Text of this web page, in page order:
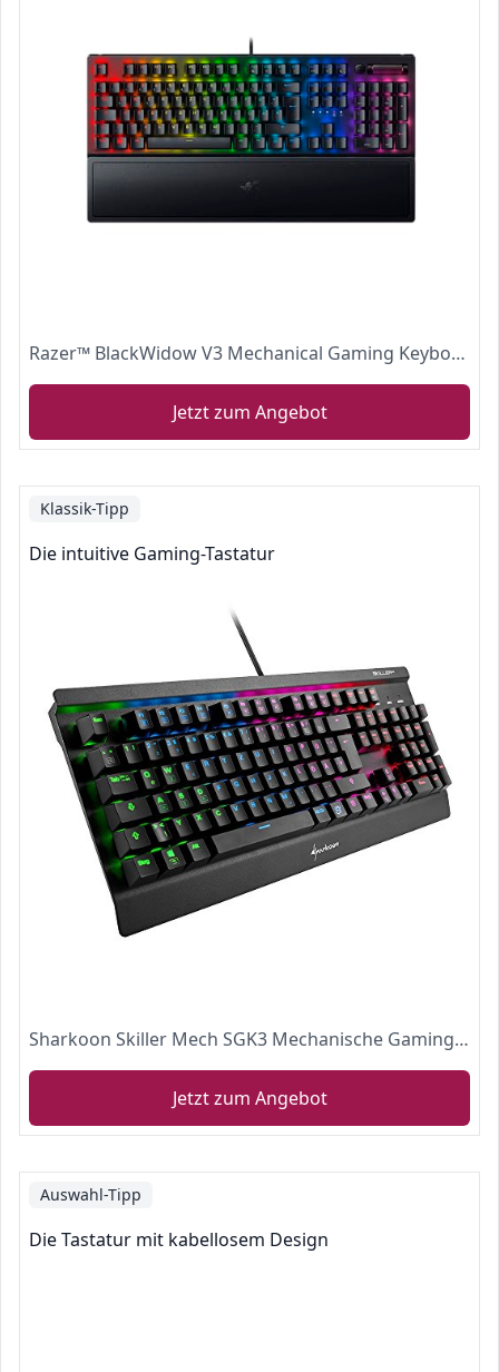
Razer™ BlackWidow V3 Mechanical Gaming Keyboard Green Switch German Layout
Jetzt zum Angebot
Klassik-Tipp
Die intuitive Gaming-Tastatur
Sharkoon Skiller Mech SGK3 Mechanische Gaming Tastatur (mit RGB-Beleuchtung, rote Schalter, N-Key-Rollover, 1000 Hz Polling Rate) schwarz
Jetzt zum Angebot
Auswahl-Tipp
Die Tastatur mit kabellosem Design